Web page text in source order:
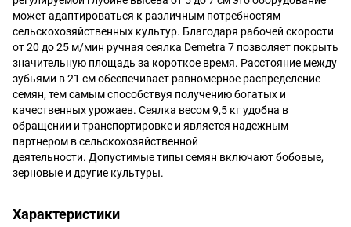
может адаптироваться к различным потребностям
сельскохозяйственных культур. Благодаря рабочей скорости
от 20 до 25 м/мин ручная сеялка Demetra 7 позволяет покрыть
значительную площадь за короткое время. Расстояние между
зубьями в 21 см обеспечивает равномерное распределение
семян, тем самым способствуя получению богатых и
качественных урожаев. Сеялка весом 9,5 кг удобна в
обращении и транспортировке и является надежным
партнером в сельскохозяйственной
деятельности. Допустимые типы семян включают бобовые,
зерновые и другие культуры.
Характеристики